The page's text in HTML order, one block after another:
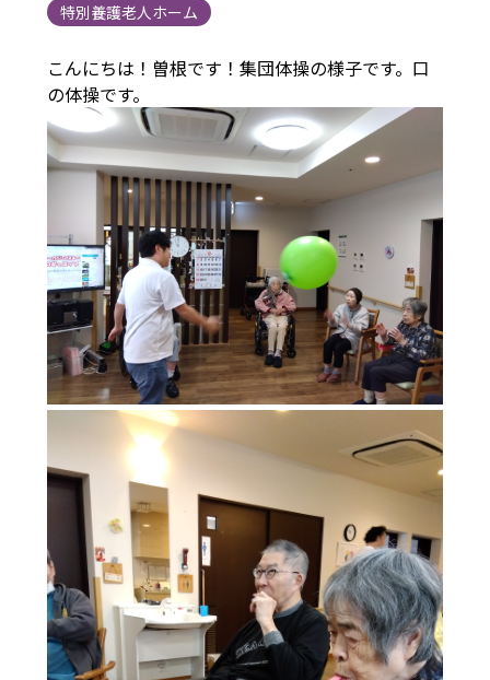
特別養護老人ホーム
こんにちは！曽根です！集団体操の様子です。口
の体操です。